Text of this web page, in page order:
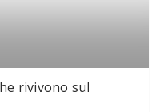
rivivono sul